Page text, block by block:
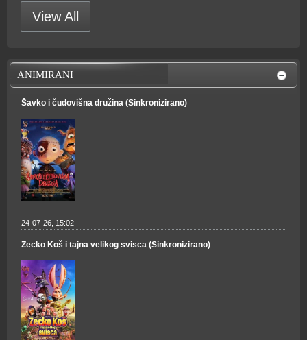
View All
ANIMIRANI
Šavko i čudovišna družina (Sinkronizirano)
24-07-26, 15:02
Zecko Koš i tajna velikog svisca (Sinkronizirano)